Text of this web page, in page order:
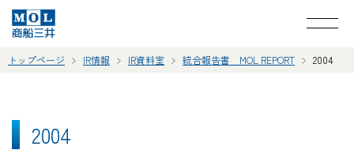
トップページ IR情報 IR資料室 統合報告書 MOL REPORT 2004
2004